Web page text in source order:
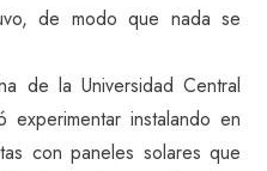
de modo que nada se
de la Universidad Central
instalando en
con paneles solares que